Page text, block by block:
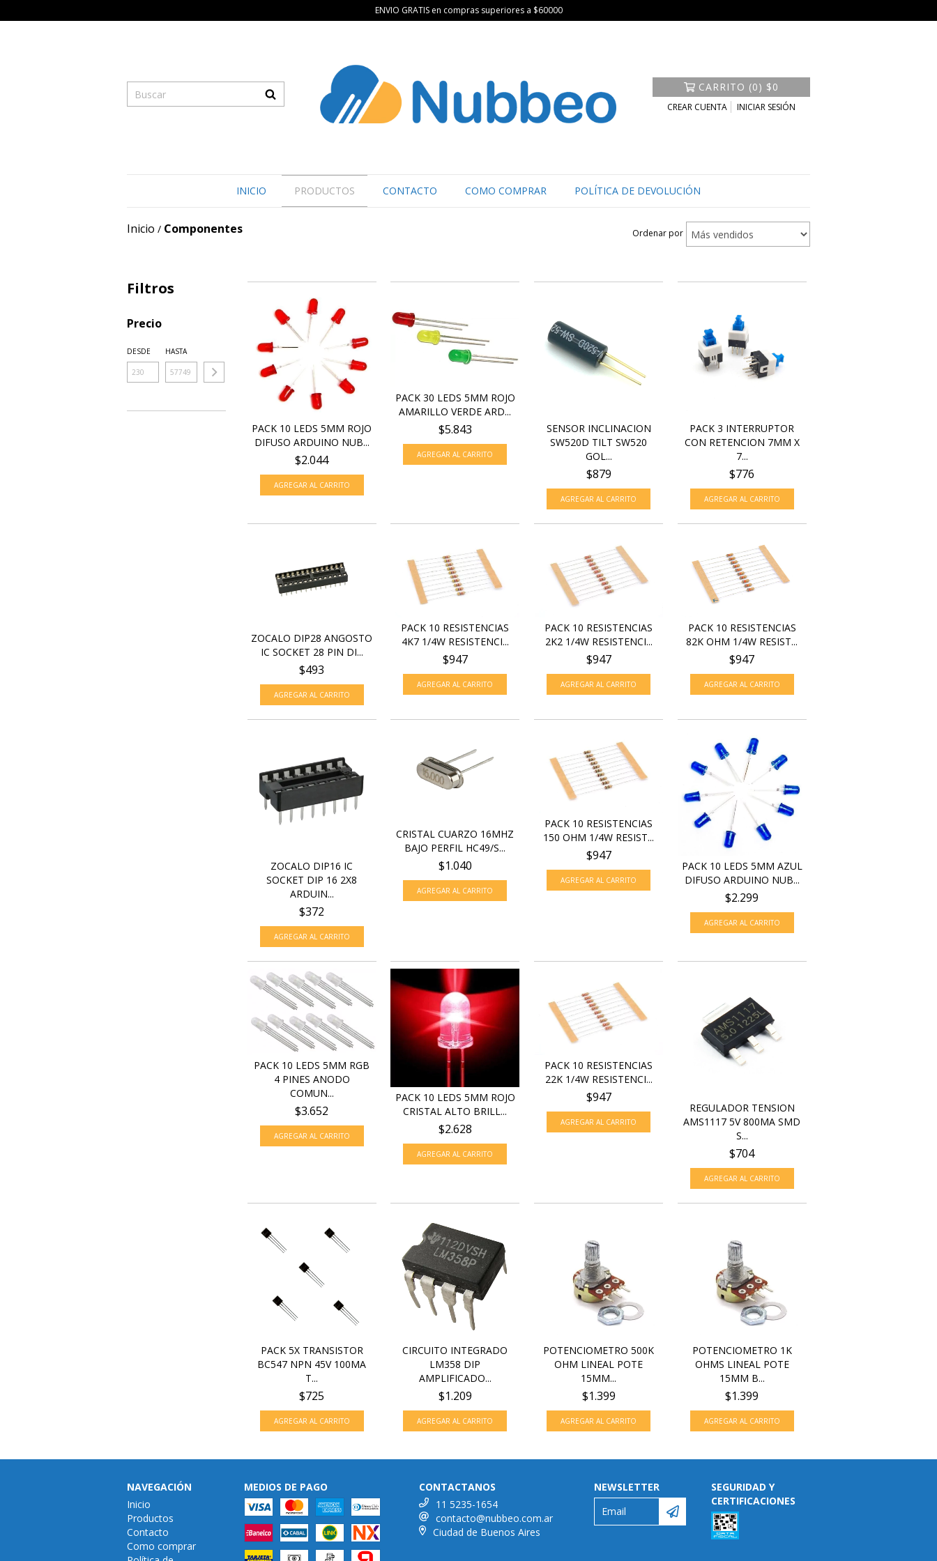
ENVIO GRATIS en compras superiores a $60000
CARRITO (0) $0
CREAR CUENTA INICIAR SESIÓN
INICIO PRODUCTOS CONTACTO COMO COMPRAR POLÍTICA DE DEVOLUCIÓN
Inicio / Componentes Ordenar por
Filtros
Precio
DESDE HASTA
PACK 10 LEDS 5MM ROJO
DIFUSO ARDUINO NUB...
$2.044
PACK 30 LEDS 5MM ROJO
AMARILLO VERDE ARD...
$5.843
SENSOR INCLINACION
SW520D TILT SW520
GOL...
$879
PACK 3 INTERRUPTOR
CON RETENCION 7MM X
7...
$776
ZOCALO DIP28 ANGOSTO
IC SOCKET 28 PIN DI...
$493
PACK 10 RESISTENCIAS
4K7 1/4W RESISTENCI...
$947
PACK 10 RESISTENCIAS
2K2 1/4W RESISTENCI...
$947
PACK 10 RESISTENCIAS
82K OHM 1/4W RESIST...
$947
ZOCALO DIP16 IC
SOCKET DIP 16 2X8
ARDUIN...
$372
CRISTAL CUARZO 16MHZ
BAJO PERFIL HC49/S...
$1.040
PACK 10 RESISTENCIAS
150 OHM 1/4W RESIST...
$947
PACK 10 LEDS 5MM AZUL
DIFUSO ARDUINO NUB...
$2.299
PACK 10 LEDS 5MM RGB
4 PINES ANODO
COMUN...
$3.652
PACK 10 LEDS 5MM ROJO
CRISTAL ALTO BRILL...
$2.628
PACK 10 RESISTENCIAS
22K 1/4W RESISTENCI...
$947
REGULADOR TENSION
AMS1117 5V 800MA SMD
S...
$704
PACK 5X TRANSISTOR
BC547 NPN 45V 100MA
T...
$725
CIRCUITO INTEGRADO
LM358 DIP
AMPLIFICADO...
$1.209
POTENCIOMETRO 500K
OHM LINEAL POTE
15MM...
$1.399
POTENCIOMETRO 1K
OHMS LINEAL POTE
15MM B...
$1.399
NAVEGACIÓN
Inicio
Productos
Contacto
Como comprar
MEDIOS DE PAGO
CONTACTANOS
11 5235-1654
contacto@nubbeo.com.ar
Ciudad de Buenos Aires
NEWSLETTER
SEGURIDAD Y
CERTIFICACIONES